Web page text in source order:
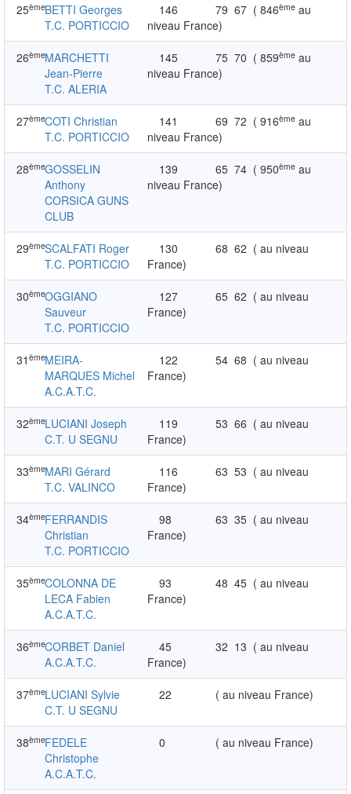
25èmeBETTI Georges
T.C. PORTICCIO
146 79 67 ( 846ème au
niveau France)
26èmeMARCHETTI
Jean-Pierre
T.C. ALERIA
145 75 70 ( 859ème au
niveau France)
27èmeCOTI Christian
T.C. PORTICCIO
141 69 72 ( 916ème au
niveau France)
28èmeGOSSELIN
Anthony
CORSICA GUNS
CLUB
139 65 74 ( 950ème au
niveau France)
29èmeSCALFATI Roger
T.C. PORTICCIO
130 68 62 ( au niveau
France)
30èmeOGGIANO
Sauveur
T.C. PORTICCIO
127 65 62 ( au niveau
France)
31 èmeMEIRA-
MARQUES Michel
A.C.A.T.C.
122 54 68 ( au niveau
France)
32èmeLUCIANI Joseph
C.T. U SEGNU
119 53 66 ( au niveau
France)
33èmeMARI Gérard
T.C. VALINCO
116 63 53 ( au niveau
France)
34èmeFERRANDIS
Christian
T.C. PORTICCIO
98 63 35 ( au niveau
France)
35èmeCOLONNA DE
LECA Fabien
A.C.A.T.C.
93 48 45 ( au niveau
France)
36èmeCORBET Daniel
A.C.A.T.C.
45 32 13 ( au niveau
France)
37èmeLUCIANI Sylvie
C.T. U SEGNU
22 ( au niveau France)
38èmeFEDELE
Christophe
A.C.A.T.C.
0 ( au niveau France)